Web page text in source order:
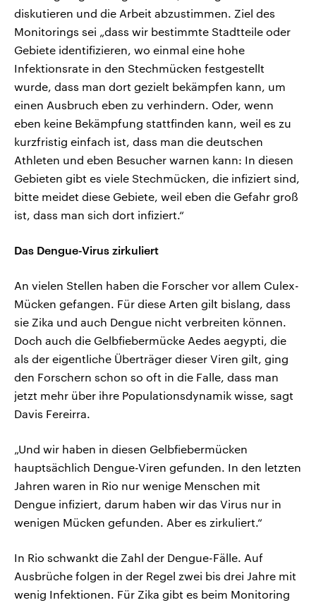
diskutieren und die Arbeit abzustimmen. Ziel des
Monitorings sei „dass wir bestimmte Stadtteile oder
Gebiete identifizieren, wo einmal eine hohe
Infektionsrate in den Stechmücken festgestellt
wurde, dass man dort gezielt bekämpfen kann, um
einen Ausbruch eben zu verhindern. Oder, wenn
eben keine Bekämpfung stattfinden kann, weil es zu
kurzfristig einfach ist, dass man die deutschen
Athleten und eben Besucher warnen kann: In diesen
Gebieten gibt es viele Stechmücken, die infiziert sind,
bitte meidet diese Gebiete, weil eben die Gefahr groß
ist, dass man sich dort infiziert.“
Das Dengue-Virus zirkuliert
An vielen Stellen haben die Forscher vor allem Culex-
Mücken gefangen. Für diese Arten gilt bislang, dass
sie Zika und auch Dengue nicht verbreiten können.
Doch auch die Gelbfiebermücke Aedes aegypti, die
als der eigentliche Überträger dieser Viren gilt, ging
den Forschern schon so oft in die Falle, dass man
jetzt mehr über ihre Populationsdynamik wisse, sagt
Davis Fereirra.
„Und wir haben in diesen Gelbfiebermücken
hauptsächlich Dengue-Viren gefunden. In den letzten
Jahren waren in Rio nur wenige Menschen mit
Dengue infiziert, darum haben wir das Virus nur in
wenigen Mücken gefunden. Aber es zirkuliert.“
In Rio schwankt die Zahl der Dengue-Fälle. Auf
Ausbrüche folgen in der Regel zwei bis drei Jahre mit
wenig Infektionen. Für Zika gibt es beim Monitoring